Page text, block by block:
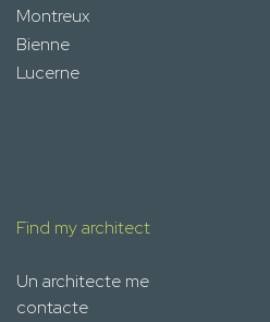
Montreux
Bienne
Lucerne
Find my architect
Un architecte me
contacte